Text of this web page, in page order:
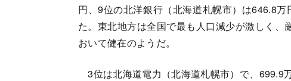
円、9位の北洋銀行（北海道札幌市）は646.8
た。東北地方は全国で最も人口減少が激しく
おいて健在のようだ。
3位は北海道電力（北海道札幌市）で、699.9